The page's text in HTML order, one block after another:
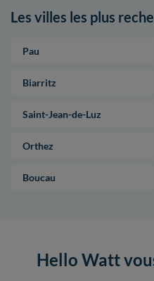
Les villes les plus
Pau
Biarritz
Saint-Jean-de-Luz
Orthez
Boucau
Hello Watt